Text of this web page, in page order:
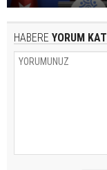
HABERE YORUM KAT